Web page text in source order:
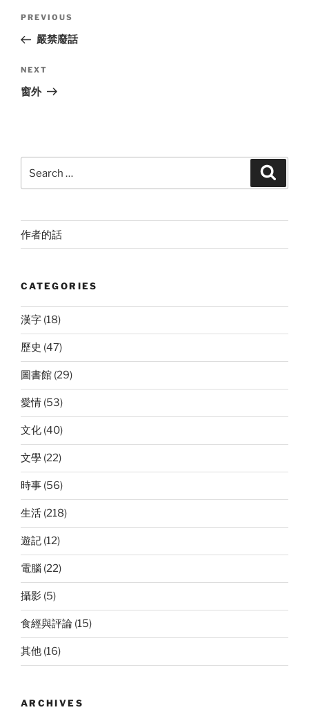
navigation
Previous
Post
PREVIOUS
嚴禁廢話
Next
Post
NEXT
窗外
for:
作者的話
CATEGORIES
漢字 (18)
歷史 (47)
圖書館 (29)
愛情 (53)
文化 (40)
文學 (22)
時事 (56)
生活 (218)
遊記 (12)
電腦 (22)
攝影 (5)
食經與評論 (15)
其他 (16)
ARCHIVES